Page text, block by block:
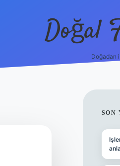
Doğal
Doğadan
SON